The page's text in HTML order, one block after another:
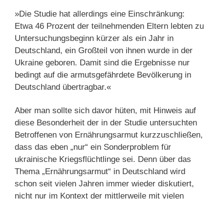
»Die Studie hat allerdings eine Einschränkung:
Etwa 46 Prozent der teilnehmenden Eltern lebten zu
Untersuchungsbeginn kürzer als ein Jahr in
Deutschland, ein Großteil von ihnen wurde in der
Ukraine geboren. Damit sind die Ergebnisse nur
bedingt auf die armutsgefährdete Bevölkerung in
Deutschland übertragbar.«
Aber man sollte sich davor hüten, mit Hinweis auf
diese Besonderheit der in der Studie untersuchten
Betroffenen von Ernährungsarmut kurzzuschließen,
dass das eben „nur“ ein Sonderproblem für
ukrainische Kriegsflüchtlinge sei. Denn über das
Thema „Ernährungsarmut“ in Deutschland wird
schon seit vielen Jahren immer wieder diskutiert,
nicht nur im Kontext der mittlerweile mit vielen